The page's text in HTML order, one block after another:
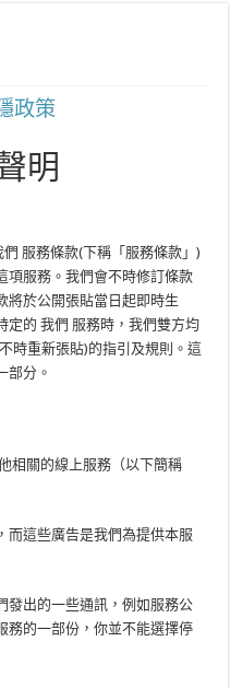
政策
明
服務條款(下稱「服務條款」)
項服務。我們會不時修訂條款
將於公開張貼當日起即時生
定的 我們 服務時，我們雙方均
時重新張貼)的指引及規則。這
部分。
相關的線上服務（以下簡稱
而這些廣告是我們為提供本服
發出的一些通訊，例如服務公
務的一部份，你並不能選擇停